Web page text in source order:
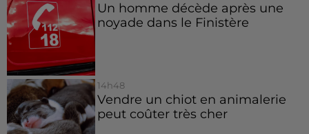
Un homme décède après une
noyade dans le Finistère
14h48
Vendre un chiot en animalerie
peut coûter très cher